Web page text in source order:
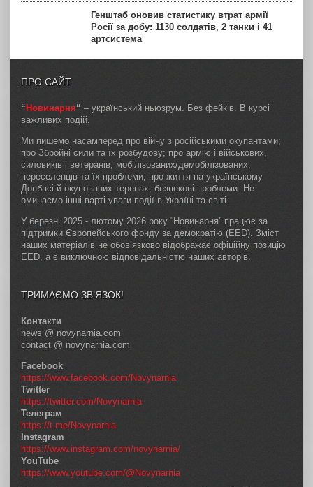
Генштаб оновив статистику втрат армії
Росії за добу: 1130 солдатів, 2 танки і 41
артсистема
ПРО САЙТ
“Новинарня“ – український ньюзрум. Без фейків. В курсі
важливих подій.
Ми пишемо насамперед про війну з російськими окупантами;
про Збройні сили та їх розбудову; про армію і військових,
силовиків і ветеранів, мобілізованих/демобілізованих,
переселенців та їх проблеми; про життя на українському
Донбасі й окупованих теренах; безпекові проблеми. Не
оминаємо інші варті уваги події в Україні та світі.
У березні 2025 - лютому 2026 року “Новинарня” працює за
підтримки Європейського фонду за демократію (EED). Зміст
наших матеріалів не обов’язково відображає офіційну позицію
EED, а є виключною відповідальністю наших авторів.
ТРИМАЄМО ЗВ’ЯЗОК!
Контакти
news @ novynarnia.com
contact @ novynarnia.com
Facebook
https://www.facebook.com/Novynarnia
Twitter
https://twitter.com/Novynarnia
Телеграм
https://t.me/Novynarnia
Instagram
https://www.instagram.com/novynarnia/
YouTube
https://www.youtube.com/@Novynarnia